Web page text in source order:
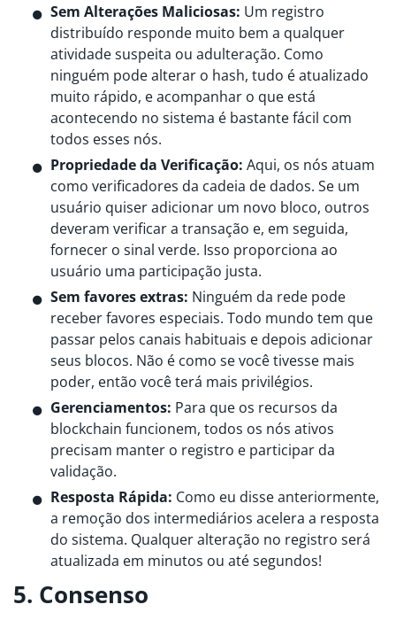
Sem Alterações Maliciosas: Um registro
distribuído responde muito bem a qualquer
atividade suspeita ou adulteração. Como
ninguém pode alterar o hash, tudo é atualizado
muito rápido, e acompanhar o que está
acontecendo no sistema é bastante fácil com
todos esses nós.
Propriedade da Verificação: Aqui, os nós atuam
como verificadores da cadeia de dados. Se um
usuário quiser adicionar um novo bloco, outros
deveram verificar a transação e, em seguida,
fornecer o sinal verde. Isso proporciona ao
usuário uma participação justa.
Sem favores extras: Ninguém da rede pode
receber favores especiais. Todo mundo tem que
passar pelos canais habituais e depois adicionar
seus blocos. Não é como se você tivesse mais
poder, então você terá mais privilégios.
Gerenciamentos: Para que os recursos da
blockchain funcionem, todos os nós ativos
precisam manter o registro e participar da
validação.
Resposta Rápida: Como eu disse anteriormente,
a remoção dos intermediários acelera a resposta
do sistema. Qualquer alteração no registro será
atualizada em minutos ou até segundos!
5. Consenso